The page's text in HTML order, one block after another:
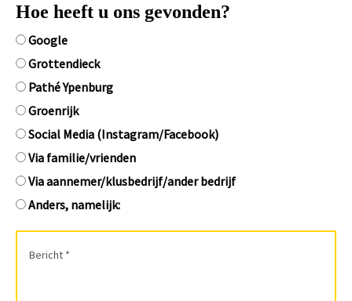
Hoe heeft u ons gevonden?
Google
Grottendieck
Pathé Ypenburg
Groenrijk
Social Media (Instagram/Facebook)
Via familie/vrienden
Via aannemer/klusbedrijf/ander bedrijf
Anders, namelijk: